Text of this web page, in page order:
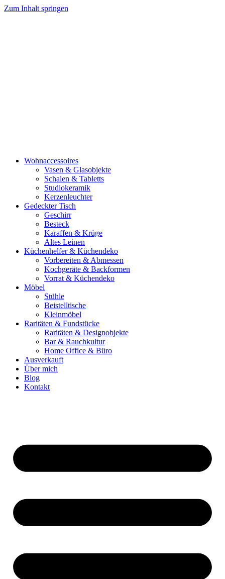
Zum Inhalt springen
Wohnaccessoires
Vasen & Glasobjekte
Schalen & Tabletts
Studiokeramik
Kerzenleuchter
Gedeckter Tisch
Geschirr
Besteck
Karaffen & Krüge
Altes Leinen
Küchenhelfer & Küchendeko
Vorbereiten & Abmessen
Kochgeräte & Backformen
Vorrat & Küchendeko
Möbel
Stühle
Beistelltische
Kleinmöbel
Raritäten & Fundstücke
Raritäten & Designobjekte
Bar & Rauchkultur
Home Office & Büro
Ausverkauft
Über mich
Blog
Kontakt